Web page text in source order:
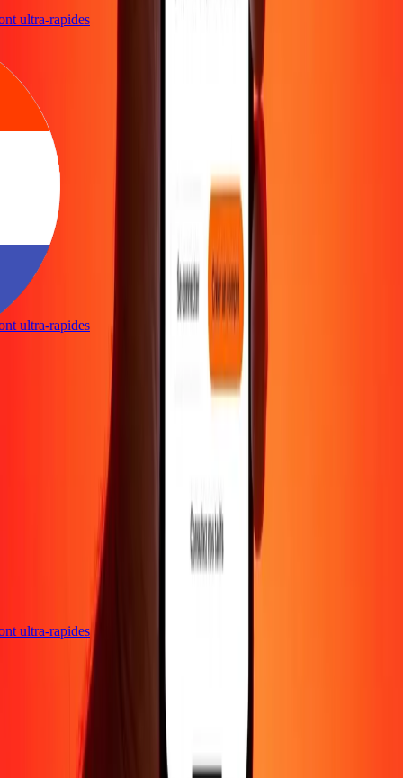
ultra-rapides
ultra-rapides
ultra-rapides
Blog
Envoyer de l'argent en
Entreprise Devenir agent
Devenir affilié